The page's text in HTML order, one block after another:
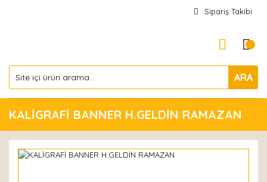
Sipariş Takibi
ARA
KALİGRAFİ BANNER H.GELDİN RAMAZAN